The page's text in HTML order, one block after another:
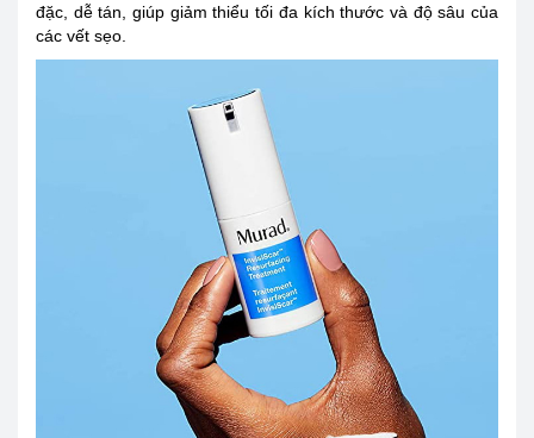
đặc, dễ tán, giúp giảm thiểu tối đa kích thước và độ sâu của
các vết sẹo.